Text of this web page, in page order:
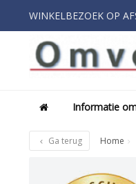
WINKELBEZOEK OP
Informatie
Ga terug Home